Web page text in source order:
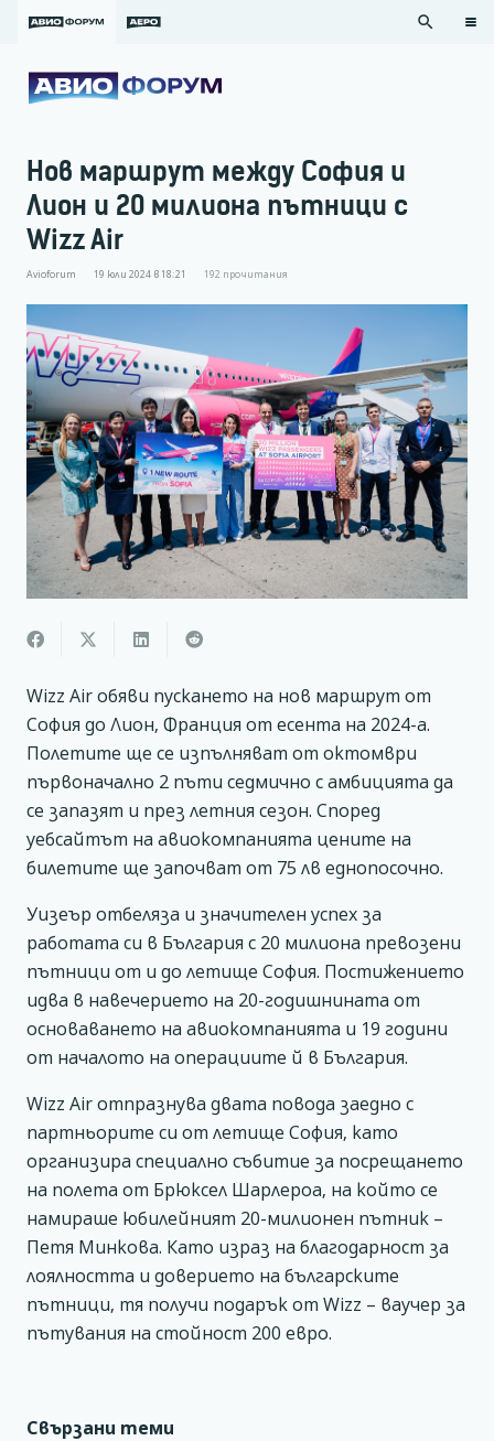
search
Нов маршрут между София и
Лион и 20 милиона пътници с
Wizz Air
Avioforum 19 юли 2024 в 18:21 192 прочитания
Wizz Air обяви пускането на нов маршрут от
София до Лион, Франция от есента на 2024-а.
Полетите ще се изпълняват от октомври
първоначално 2 пъти седмично с амбицията да
се запазят и през летния сезон. Според
уебсайтът на авиокомпанията цените на
билетите ще започват от 75 лв еднопосочно.
Уизеър отбеляза и значителен успех за
работата си в България с 20 милиона превозени
пътници от и до летище София. Постижението
идва в навечерието на 20-годишнината от
основаването на авиокомпанията и 19 години
от началото на операциите й в България.
Wizz Air отпразнува двата повода заедно с
партньорите си от летище София, като
организира специално събитие за посрещането
на полета от Брюксел Шарлероа, на който се
намираше юбилейният 20-милионен пътник –
Петя Минкова. Като израз на благодарност за
лоялността и доверието на българските
пътници, тя получи подарък от Wizz – ваучер за
пътувания на стойност 200 евро.
Свързани теми